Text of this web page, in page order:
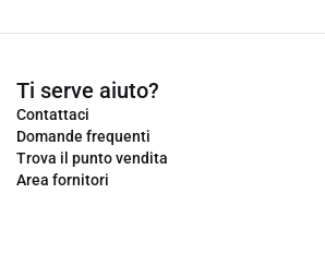
Ti serve aiuto?
Contattaci
Domande frequenti
Trova il punto vendita
Area fornitori